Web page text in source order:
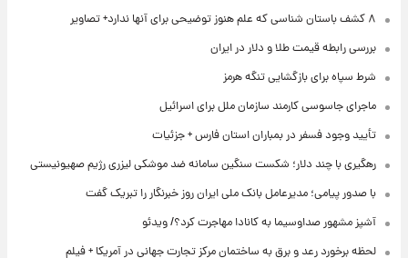
۸ کشف باستان شناسی که علم هنوز توضیحی برای آنها ندارد+ تصاویر
بررسی رابطه قیمت طلا و دلار در ایران
شرط سپاه برای بازگشایی تنگه هرمز
ماجرای جاسوسی کارمند سازمان ملل برای اسرائیل
تأیید وجود فسفر در بمباران استان فارس + جزئیات
رهگیری با چند دلار؛ شکست سنگین سامانه ضد موشکی لیزری رژیم صهیونیستی
با صدور پیامی؛ مدیرعامل بانک ملی ایران روز خبرنگار را تبریک گفت
آشپز مشهور صداوسیما به کانادا مهاجرت کرد؟/ ویدئو
لحظه برخورد رعد و برق به ساختمان مرکز تجارت جهانی در آمریکا + فیلم